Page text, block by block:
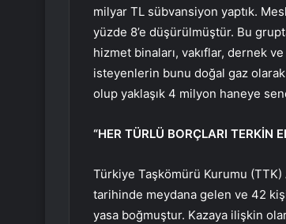
milyar TL sübvansiyon yaptık.
yüzde 8’e düşürülmüştür. Bu
hizmet binaları, vakıflar, dernek
isteyenlerin bunu doğal gaz
olup yaklaşık 4 milyon haneye
“HER TÜRLÜ BORÇLARI TERKİN
Türkiye Taşkömürü Kurumu
tarihinde meydana gelen ve 42
yasa boğmuştur. Kazaya ilişkin